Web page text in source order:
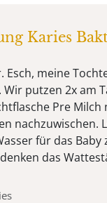
Karies
Esch, meine
putzen 2x am
Pre
nachzuwischen.
für das
das